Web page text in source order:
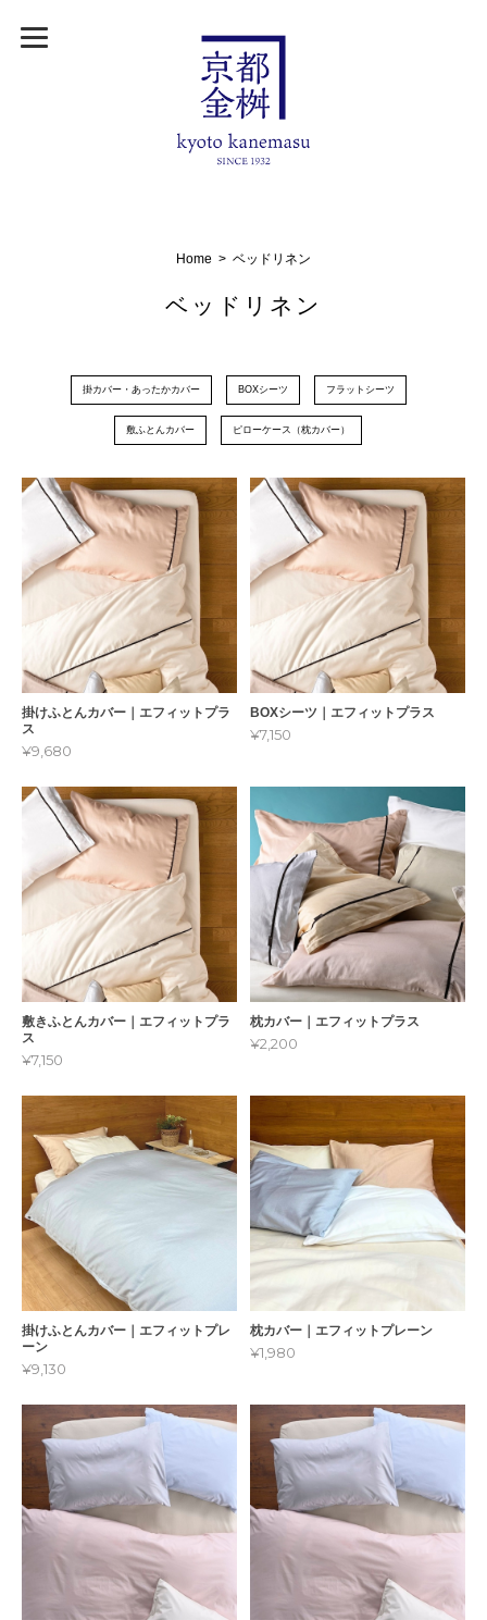
Home ベッドリネン
ベッドリネン
掛カバー・あったかカバー BOXシーツ フラットシーツ
敷ふとんカバー ピローケース（枕カバー）
掛けふとんカバー｜エフィットプラ
ス
¥9,680
BOXシーツ｜エフィットプラス
¥7,150
敷きふとんカバー｜エフィットプラ
ス
¥7,150
枕カバー｜エフィットプラス
¥2,200
掛けふとんカバー｜エフィットプレ
ーン
¥9,130
枕カバー｜エフィットプレーン
¥1,980